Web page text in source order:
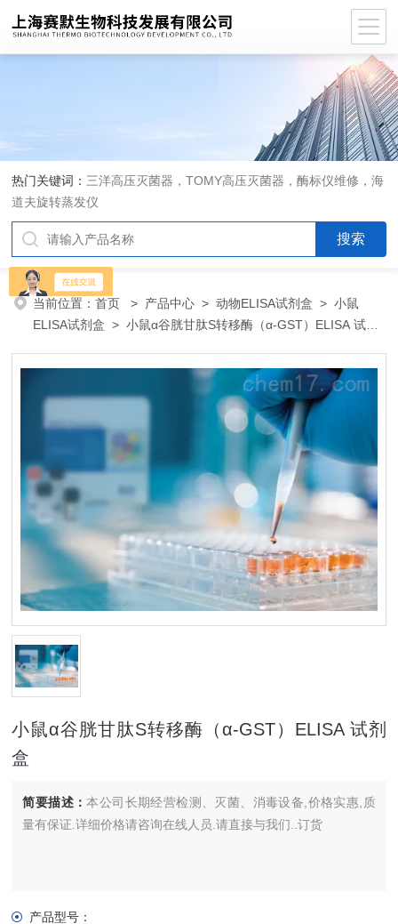
热门关键词： 三洋高压灭菌器，TOMY高压灭菌器，酶标仪维修，海
道夫旋转蒸发仪
当前位置：首页 > 产品中心 >动物ELISA试剂盒 >小鼠
ELISA试剂盒 > 小鼠α谷胱甘肽S转移酶（α-GST）ELISA 试剂
小鼠α谷胱甘肽S转移酶（α-GST）ELISA 试剂
盒
简要描述：本公司长期经营检测、灭菌、消毒设备,价格实惠,质
量有保证.详细价格请咨询在线人员.请直接与我们..订货
产品型号：